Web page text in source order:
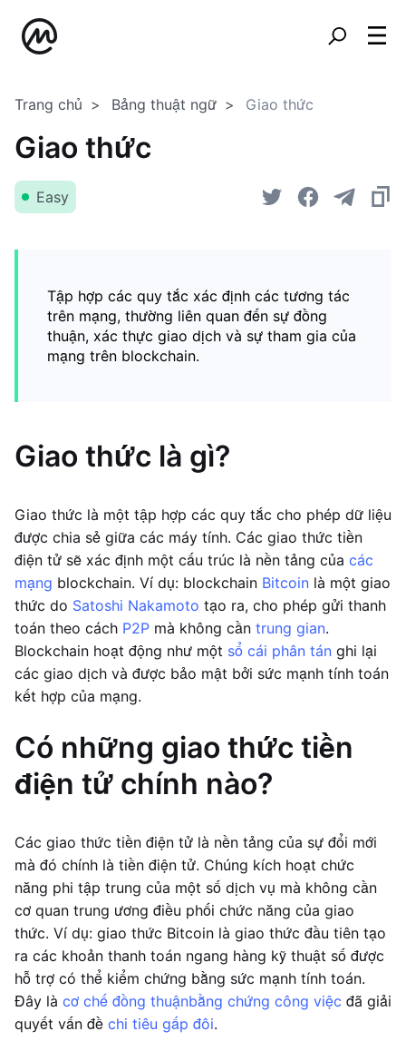
Trang chủ Bảng thuật ngữ Giao thức
Giao thức
Easy
Tập hợp các quy tắc xác định các tương tác
trên mạng, thường liên quan đến sự đồng
thuận, xác thực giao dịch và sự tham gia của
mạng trên blockchain.
Giao thức là gì?
Giao thức là một tập hợp các quy tắc cho phép dữ liệu
được chia sẻ giữa các máy tính. Các giao thức tiền
điện tử sẽ xác định một cấu trúc là nền tảng của các
mạng blockchain. Ví dụ: blockchain Bitcoin là một giao
thức do Satoshi Nakamoto tạo ra, cho phép gửi thanh
toán theo cách P2P mà không cần trung gian.
Blockchain hoạt động như một sổ cái phân tán ghi lại
các giao dịch và được bảo mật bởi sức mạnh tính toán
kết hợp của mạng.
Có những giao thức tiền
điện tử chính nào?
Các giao thức tiền điện tử là nền tảng của sự đổi mới
mà đó chính là tiền điện tử. Chúng kích hoạt chức
năng phi tập trung của một số dịch vụ mà không cần
cơ quan trung ương điều phối chức năng của giao
thức. Ví dụ: giao thức Bitcoin là giao thức đầu tiên tạo
ra các khoản thanh toán ngang hàng kỹ thuật số được
hỗ trợ có thể kiểm chứng bằng sức mạnh tính toán.
Đây là cơ chế đồng thuậnbằng chứng công việc đã giải
quyết vấn đề chi tiêu gấp đôi.